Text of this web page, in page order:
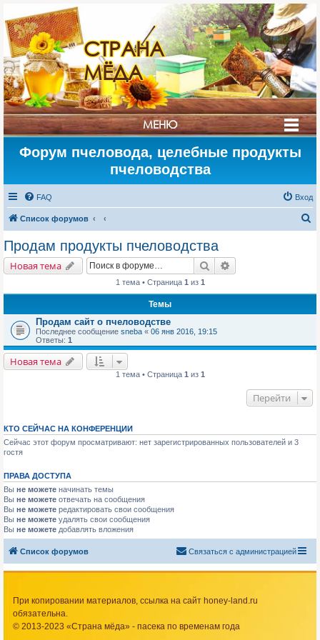
СТРАНА
МЁДА
МЕНЮ
Форум пчеловода, целебные продукты
пчеловодства
FAQ Вход
Список форумов
Продам продукты пчеловодства
Новая тема Поиск
1 тема • Страница 1 из 1
Темы
Продам сайт о пчеловодстве
Последнее сообщение sneba « 06 янв 2016, 19:15
Ответы: 1
Новая тема
1 тема • Страница 1 из 1
Перейти
КТО СЕЙЧАС НА КОНФЕРЕНЦИИ
Сейчас этот форум просматривают: нет зарегистрированных пользователей и 3
гостя
ПРАВА ДОСТУПА
Вы не можете начинать темы
Вы не можете отвечать на сообщения
Вы не можете редактировать свои сообщения
Вы не можете удалять свои сообщения
Вы не можете добавлять вложения
Список форумов Связаться с администрацией
При копировании материалов, ссылка на сайт honey-land.ru
обязательна.
© 2013-2023 «Страна мёда» - пасека по временам года